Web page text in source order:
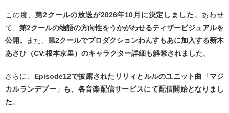
この度、第2クールの放送が2026年10月に決定しました 。あわせ
て、 第2クールの物語の方向性をうかがわせるティザービジュアルを
公開。
また、 第2クールでプロダクションわんすもあに加入する新木
あさひ（CV:根本京里）のキャラクター詳細も解禁されました。
さらに、 Episode12で披露されたリリィとルルのユニット曲「マジ
カルランデブー」も、各音楽配信サービスにて配信開始となりまし
た。